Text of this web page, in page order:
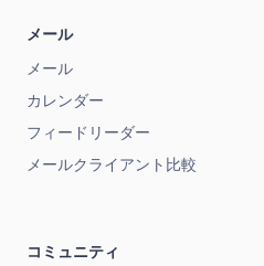
メール
メール
カレンダー
フィードリーダー
メールクライアント比較
コミュニティ